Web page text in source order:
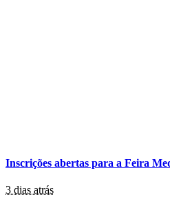
Inscrições abertas para a Feira
3 dias atrás